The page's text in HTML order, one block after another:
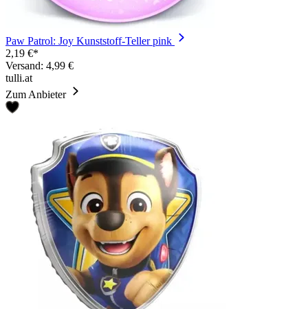
Paw Patrol: Joy Kunststoff-Teller pink
2,19 €*
Versand: 4,99 €
tulli.at
Zum Anbieter